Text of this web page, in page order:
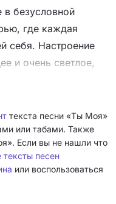
в безусловной
где каждая
себя. Настроение
и очень светлое,
счастье и
желает матери
создаёт эффект
образ — мир,
«сочинить»
текста песни «Ты Моя»
или табами. Также
Если вы не нашли что
тексты песен
или воспользоваться